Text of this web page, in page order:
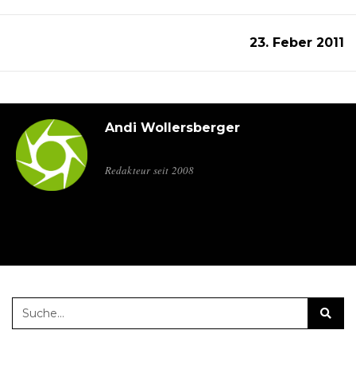
23. Feber 2011
Andi Wollersberger
Redakteur seit 2008